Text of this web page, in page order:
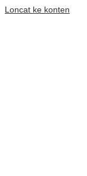
Loncat ke konten